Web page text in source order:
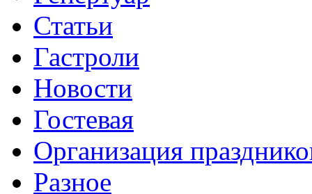
Статьи
Гастроли
Новости
Гостевая
Организация
Разное